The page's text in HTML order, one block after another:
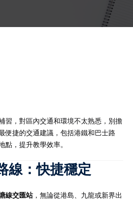
習，對區內交通和環境不太熟悉，別擔
便捷的交通建議，包括港鐵和巴士路
點，提升教學效率。
線：快捷穩定
線交匯站，無論從港島、九龍或新界出